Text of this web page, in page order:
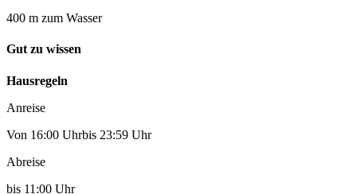
400 m zum Wasser
Gut zu wissen
Hausregeln
Anreise
Von 16:00 Uhrbis 23:59 Uhr
Abreise
bis 11:00 Uhr